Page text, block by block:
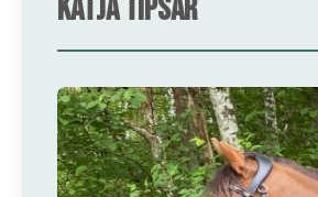
Katja Tipsar